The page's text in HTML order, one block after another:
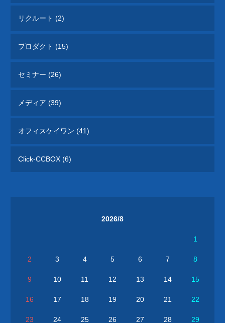
リクルート (2)
プロダクト (15)
セミナー (26)
メディア (39)
オフィスケイワン (41)
Click-CCBOX (6)
2026/8
1
2 3 4 5 6 7 8
9 10 11 12 13 14 15
16 17 18 19 20 21 22
23 24 25 26 27 28 29